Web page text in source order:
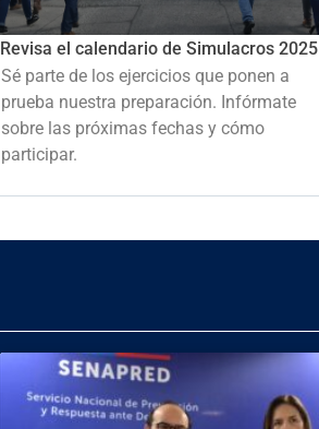
Revisa el calendario de Simulacros 2025
Sé parte de los ejercicios que ponen a
prueba nuestra preparación. Infórmate
sobre las próximas fechas y cómo
participar.